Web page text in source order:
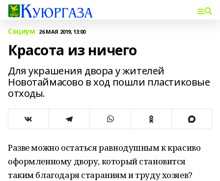
Социум 26 МАЯ 2019, 13:00
Красота из ничего
Для украшения двора у жителей
Новотаймасово в ход пошли пластиковые
отходы.
Разве можно остаться равнодушным к красиво
оформленному двору, который становится
таким благодаря стараниям и труду хозяев?